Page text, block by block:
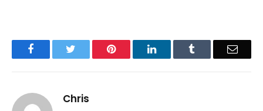
Facebook Pinterest LinkedIn Email
Chris